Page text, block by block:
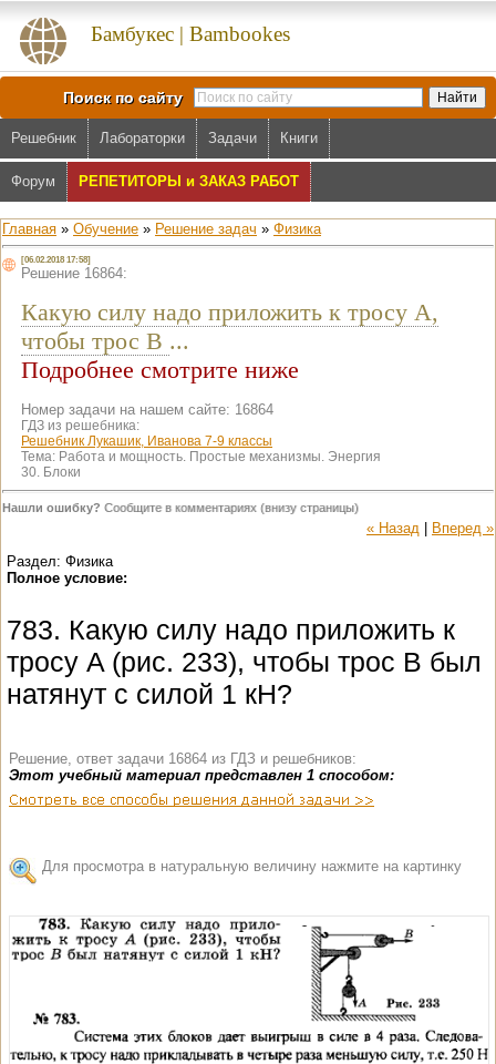
Бамбукес | Bambookes
Поиск по сайту
Решебник Лабораторки Задачи Книги
Форум РЕПЕТИТОРЫ и ЗАКАЗ РАБОТ
Главная » Обучение » Решение задач » Физика
[06.02.2018 17:58]
Решение 16864:
Какую силу надо приложить к тросу A,
чтобы трос B ...
Подробнее смотрите ниже
Номер задачи на нашем сайте: 16864
ГДЗ из решебника:
Решебник Лукашик, Иванова 7-9 классы
Тема: Работа и мощность. Простые механизмы. Энергия
30. Блоки
Нашли ошибку? Сообщите в комментариях (внизу страницы)
« Назад
Вперед »
Раздел: Физика
Полное условие:
783. Какую силу надо приложить к
тросу A (рис. 233), чтобы трос B был
натянут с силой 1 кН?
Решение, ответ задачи 16864 из ГДЗ и решебников:
Этот учебный материал представлен 1 способом:
Для просмотра в натуральную величину нажмите на картинку